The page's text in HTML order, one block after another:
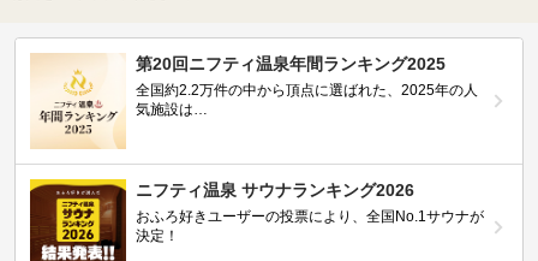
第20回ニフティ温泉年間ランキング2025
全国約2.2万件の中から頂点に選ばれた、2025年の人
気施設は…
ニフティ温泉 サウナランキング2026
おふろ好きユーザーの投票により、全国No.1サウナが
決定！